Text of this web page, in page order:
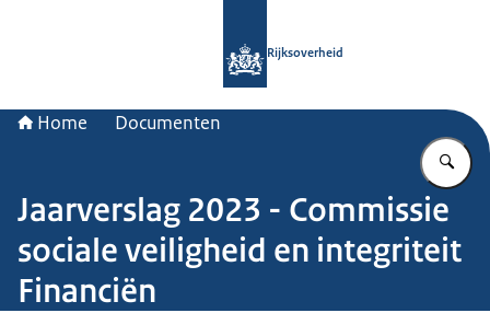
Rijksoverheid
Home Documenten
Jaarverslag 2023 - Commissie
sociale veiligheid en integriteit
Financiën